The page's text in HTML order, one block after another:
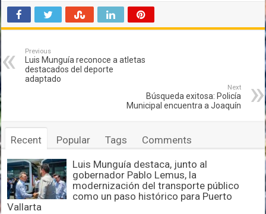
Previous
Luis Munguía reconoce a atletas
destacados del deporte
adaptado
Next
Búsqueda exitosa: Policía
Municipal encuentra a Joaquín
Recent Popular Tags Comments
Luis Munguía destaca, junto al
gobernador Pablo Lemus, la
modernización del transporte público
como un paso histórico para Puerto
Vallarta